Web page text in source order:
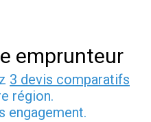
emprunteur
3 devis comparatifs
région.
engagement.